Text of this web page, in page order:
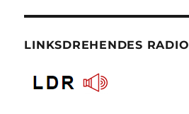
LINKSDREHENDES RADIO